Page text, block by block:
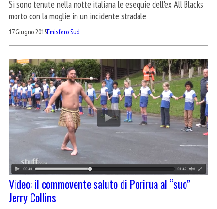
Si sono tenute nella notte italiana le esequie dell'ex All Blacks
morto con la moglie in un incidente stradale
17 Giugno 2015Emisfero Sud
Video: il commovente saluto di Porirua al “suo”
Jerry Collins